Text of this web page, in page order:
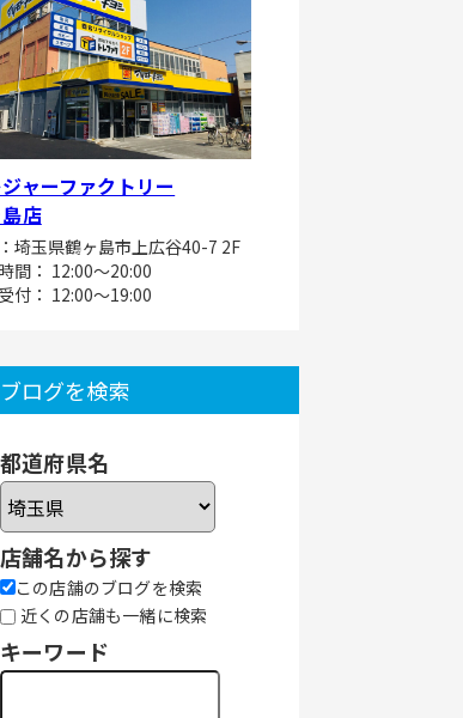
ジャーファクトリー
店
埼玉県鶴ヶ島市上広谷40-7 2F
間： 12:00～20:00
付： 12:00～19:00
ログを検索
都道府県名
店舗名から探す
この店舗のブログを検索
近くの店舗も一緒に検索
キーワード